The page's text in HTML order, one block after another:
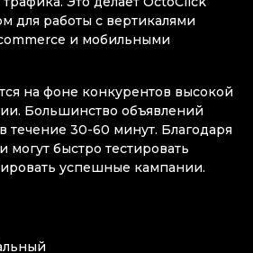
для работы с вертикалями
и мобильными
на фоне конкурентов высокой
Большинство объявлений
течение 30-60 минут. Благодаря
могут быстро тестировать
успешные кампании.